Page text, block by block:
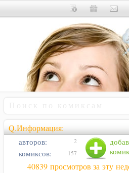
Q.Информация:
авторов: 2
комиксов: 157
40839 просмотров за эту